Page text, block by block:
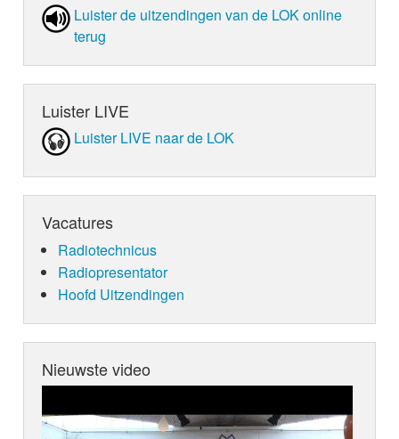
Luister de uit­zen­din­gen van de LOK online
terug
Luister LIVE
Luister LIVE naar de LOK
Vacatures
Radiotechnicus
Radiopresentator
Hoofd Uitzendingen
Nieuwste video